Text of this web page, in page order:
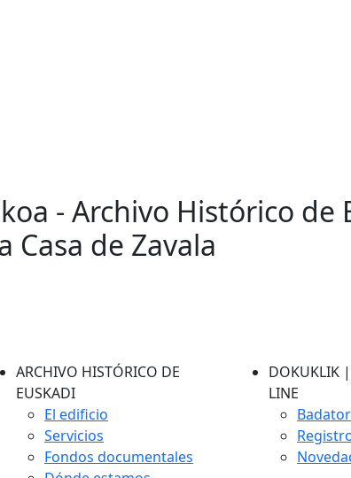
- Archivo Histórico de
Casa de Zavala
ARCHIVO HISTÓRICO DE
EUSKADI
El edificio
Servicios
Fondos documentales
DOKUKLIK
LINE
Badator